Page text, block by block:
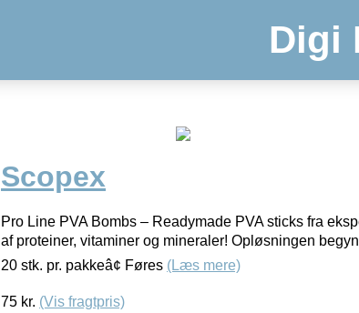
Digi
Scopex
Pro Line PVA Bombs – Readymade PVA sticks fra
af proteiner, vitaminer og mineraler! Opløsningen
20 stk. pr. pakkeâ¢ Føres (Læs mere)
75 kr. (Vis fragtpris)